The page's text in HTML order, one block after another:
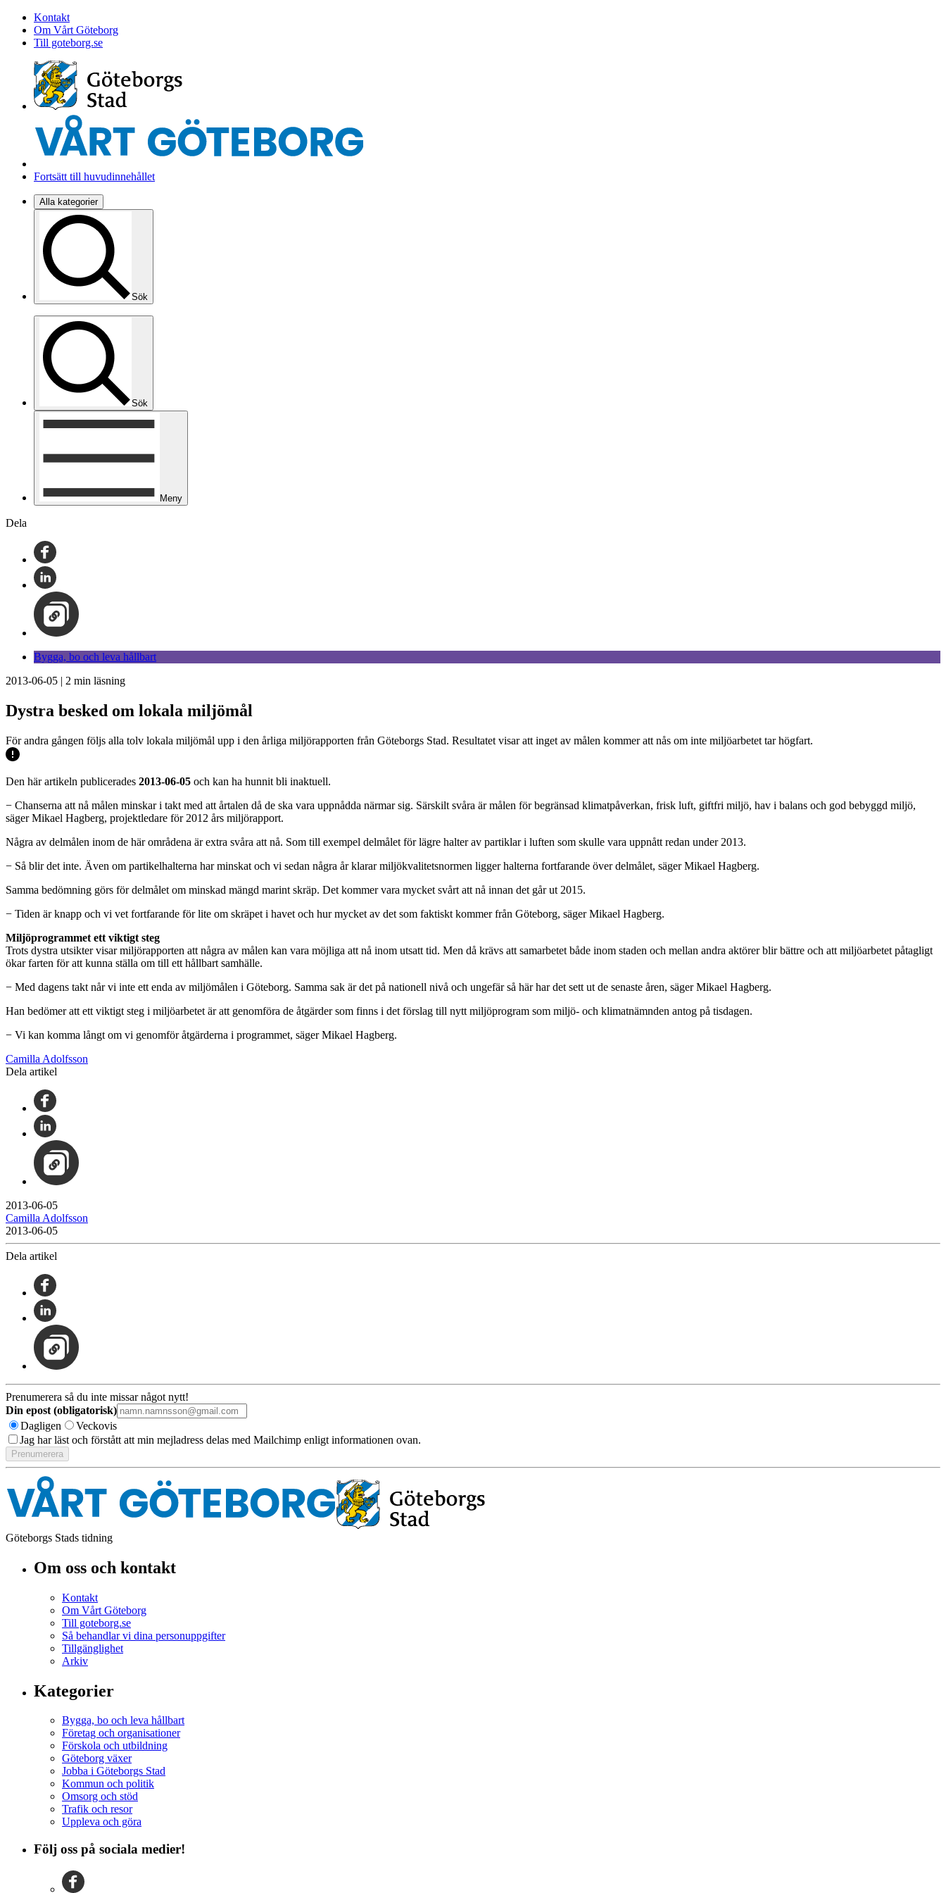
Kontakt
Om Vårt Göteborg
Till goteborg.se
Fortsätt till huvudinnehållet
Alla kategorier
Sök
Sök
Meny
Dela
Bygga, bo och leva hållbart
2013-06-05 | 2 min läsning
Dystra besked om lokala miljömål
För andra gången följs alla tolv lokala miljömål upp i den årliga miljörapporten från Göteborgs Stad. Resultatet visar att inget av målen kommer att nås om inte miljöarbetet tar högfart.
Den här artikeln publicerades 2013-06-05 och kan ha hunnit bli inaktuell.
− Chanserna att nå målen minskar i takt med att årtalen då de ska vara uppnådda närmar sig. Särskilt svåra är målen för begränsad klimatpåverkan, frisk luft, giftfri miljö, hav i balans och god bebyggd miljö,
säger Mikael Hagberg, projektledare för 2012 års miljörapport.
Några av delmålen inom de här områdena är extra svåra att nå. Som till exempel delmålet för lägre halter av partiklar i luften som skulle vara uppnått redan under 2013.
− Så blir det inte. Även om partikelhalterna har minskat och vi sedan några år klarar miljökvalitetsnormen ligger halterna fortfarande över delmålet, säger Mikael Hagberg.
Samma bedömning görs för delmålet om minskad mängd marint skräp. Det kommer vara mycket svårt att nå innan det går ut 2015.
− Tiden är knapp och vi vet fortfarande för lite om skräpet i havet och hur mycket av det som faktiskt kommer från Göteborg, säger Mikael Hagberg.
Miljöprogrammet ett viktigt steg
Trots dystra utsikter visar miljörapporten att några av målen kan vara möjliga att nå inom utsatt tid. Men då krävs att samarbetet både inom staden och mellan andra aktörer blir bättre och att miljöarbetet påtagligt
ökar farten för att kunna ställa om till ett hållbart samhälle.
− Med dagens takt når vi inte ett enda av miljömålen i Göteborg. Samma sak är det på nationell nivå och ungefär så här har det sett ut de senaste åren, säger Mikael Hagberg.
Han bedömer att ett viktigt steg i miljöarbetet är att genomföra de åtgärder som finns i det förslag till nytt miljöprogram som miljö- och klimatnämnden antog på tisdagen.
− Vi kan komma långt om vi genomför åtgärderna i programmet, säger Mikael Hagberg.
Camilla Adolfsson
Dela artikel
2013-06-05
Camilla Adolfsson
2013-06-05
Dela artikel
Prenumerera så du inte missar något nytt!
Din epost (obligatorisk)
Dagligen
Veckovis
Jag har läst och förstått att min mejladress delas med Mailchimp enligt informationen ovan.
Göteborgs Stads tidning
Om oss och kontakt
Kontakt
Om Vårt Göteborg
Till goteborg.se
Så behandlar vi dina personuppgifter
Tillgänglighet
Arkiv
Kategorier
Bygga, bo och leva hållbart
Företag och organisationer
Förskola och utbildning
Göteborg växer
Jobba i Göteborgs Stad
Kommun och politik
Omsorg och stöd
Trafik och resor
Uppleva och göra
Följ oss på sociala medier!